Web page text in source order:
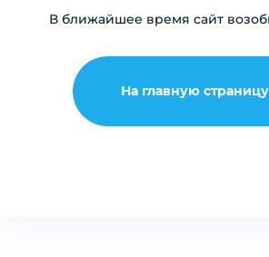
В ближайшее время сайт
На главную страницу